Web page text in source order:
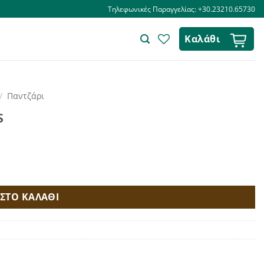
Τηλεφωνικές Παραγγελίας: +30.23210.65730
Καλάθι
/ Παντζάρι
ΚΑΛΑΘΙ